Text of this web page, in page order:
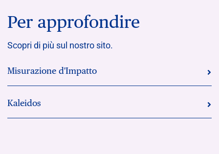
Per approfondire
Scopri di più sul nostro sito.
Misurazione d'Impatto
Kaleidos